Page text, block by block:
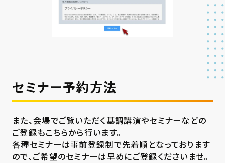
セミナー予約方法
また、会場でご覧いただく基調講演やセミナーなどの
ご登録もこちらから行います。
各種セミナーは事前登録制で先着順となっております
ので、ご希望のセミナーは早めにご登録くださいませ。